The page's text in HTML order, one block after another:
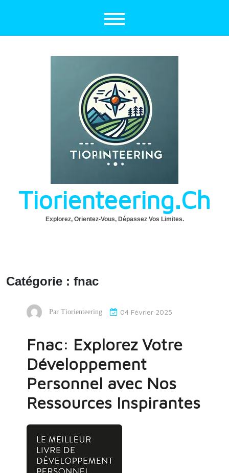
Tiorienteering.ch
Explorez, Orientez-Vous, Dépassez Vos Limites.
Catégorie : fnac
Par Tiorienteering 04 Février 2025
Fnac: Explorez Votre
Développement
Personnel avec Nos
Ressources Inspirantes